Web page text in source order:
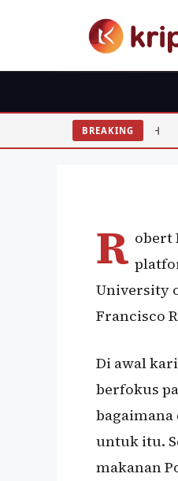
BREAKING
USD/IDR
R obert
University
Francisco
Di awal
berfokus
untuk itu.
makanan